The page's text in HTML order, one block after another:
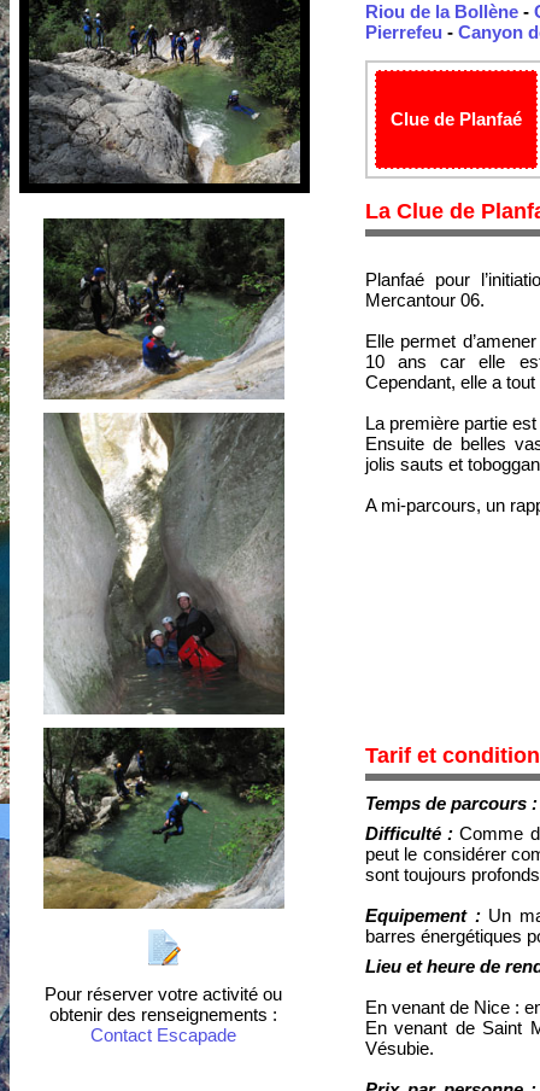
Pour réserver votre activité ou
obtenir des renseignements :
Contact Escapade
Riou de la Bollène -
Pierrefeu - Canyon
Clue de Planfaé
La Clue de
Planfaé pour
Mercantour 06.
Elle permet
10 ans car elle
Cependant, elle a tout
La première partie
Ensuite de belles
jolis sauts et
A mi-parcours, un
Tarif et
Temps de parcours
Difficulté : Comme
peut le considérer
sont toujours
Equipement : Un
barres énergétiques
Lieu et heure de
En venant de Nice :
En venant de Saint
Vésubie.